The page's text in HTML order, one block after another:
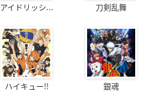
アイドリッシ... 刀剣乱舞
ハイキュー!! 銀魂